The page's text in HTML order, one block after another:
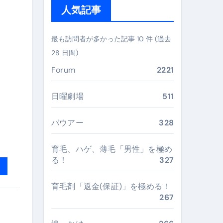
ド
／FDA／ソラシドエアを目的別に選ぶコツと、失敗し
いま選ばれている新定番ドメイン
#美容 #健康 #雑学 #ナレーター #小林将大
#美容 #健康 #雑学 #ナレーター #小林将大
レ #美容 #健康 #雑学 #ナレーター #小林将大
すすめ・選び方・洗い方・Q&Aまで
人気記事
最も訪問者が多かった記事 10 件 (過去
28 日間)
Forum 2221
日曜劇場 511
バウアー 328
育毛、ハゲ、薄毛「男性」を極め
る！
327
育毛剤「返金(保証)」を極める！
267